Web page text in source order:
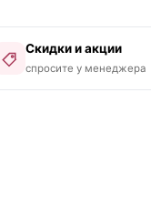
Скидки и акции
спросите у менеджера